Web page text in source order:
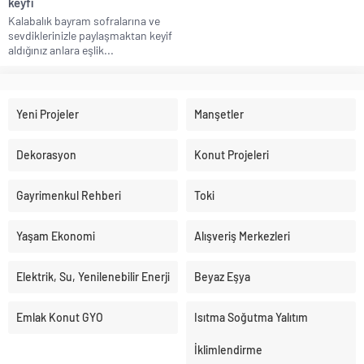
Kalabalık bayram sofralarına ve
sevdiklerinizle paylaşmaktan keyif
aldığınız anlara eşlik...
Yeni Projeler Manşetler
Dekorasyon Konut Projeleri
Gayrimenkul Rehberi Toki
Yaşam Ekonomi Alışveriş Merkezleri
Elektrik, Su, Yenilenebilir Enerji Beyaz Eşya
Emlak Konut GYO Isıtma Soğutma Yalıtım
İklimlendirme